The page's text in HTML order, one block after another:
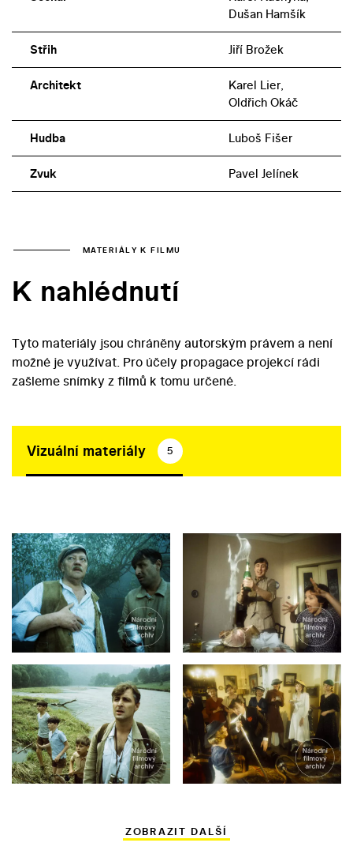
Dušan Hamšík
Střih Jiří Brožek
Architekt
Karel Lier,
Oldřich Okáč
Hudba Luboš Fišer
Zvuk Pavel Jelínek
MATERIÁLY K FILMU
K nahlédnutí
Tyto materiály jsou chráněny autorským právem a není
možné je využívat. Pro účely propagace projekcí rádi
zašleme snímky z filmů k tomu určené.
Vizuální materiály 5
ZOBRAZIT DALŠÍ